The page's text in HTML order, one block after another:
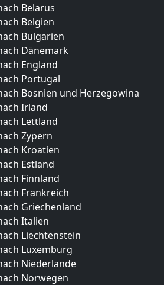
Belarus
Belgien
Bulgarien
Dänemark
England
Portugal
Bosnien und Herzegowina
Irland
Lettland
Zypern
Kroatien
Estland
Finnland
Frankreich
Griechenland
Italien
Liechtenstein
Luxemburg
Niederlande
Norwegen